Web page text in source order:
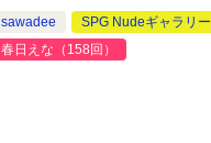
sawadee
SPG Nudeギャラリー
春日えな（158回）